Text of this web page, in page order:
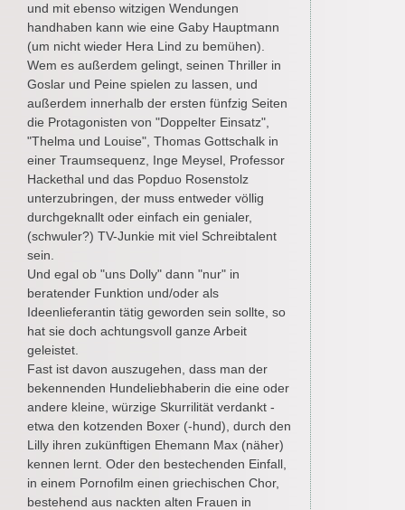
und mit ebenso witzigen Wendungen
handhaben kann wie eine Gaby Hauptmann
(um nicht wieder Hera Lind zu bemühen).
Wem es außerdem gelingt, seinen Thriller in
Goslar und Peine spielen zu lassen, und
außerdem innerhalb der ersten fünfzig Seiten
die Protagonisten von "Doppelter Einsatz",
"Thelma und Louise", Thomas Gottschalk in
einer Traumsequenz, Inge Meysel, Professor
Hackethal und das Popduo Rosenstolz
unterzubringen, der muss entweder völlig
durchgeknallt oder einfach ein genialer,
(schwuler?) TV-Junkie mit viel Schreibtalent
sein.
Und egal ob "uns Dolly" dann "nur" in
beratender Funktion und/oder als
Ideenlieferantin tätig geworden sein sollte, so
hat sie doch achtungsvoll ganze Arbeit
geleistet.
Fast ist davon auszugehen, dass man der
bekennenden Hundeliebhaberin die eine oder
andere kleine, würzige Skurrilität verdankt -
etwa den kotzenden Boxer (-hund), durch den
Lilly ihren zukünftigen Ehemann Max (näher)
kennen lernt. Oder den bestechenden Einfall,
in einem Pornofilm einen griechischen Chor,
bestehend aus nackten alten Frauen in